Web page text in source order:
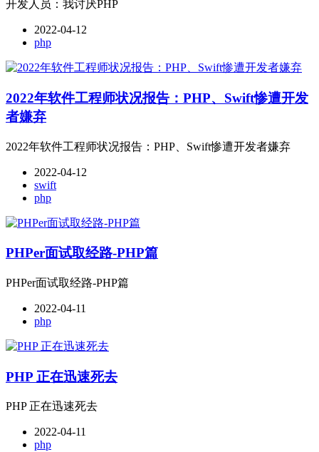
开发人员：我讨厌PHP
2022-04-12
php
2022年软件工程师状况报告：PHP、Swift惨遭开发
者嫌弃
2022年软件工程师状况报告：PHP、Swift惨遭开发者嫌弃
2022-04-12
swift
php
PHPer面试取经路-PHP篇
PHPer面试取经路-PHP篇
2022-04-11
php
PHP 正在迅速死去
PHP 正在迅速死去
2022-04-11
php